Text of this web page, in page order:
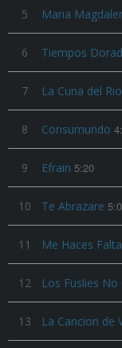
5 Maria
6 Tiempos
7 La Cuna del Rio
8 Consumundo
9 Efrain 5:20
10 Te Abrazare
11 Me Haces Falta
12 Los Fuslies No
13 La Cancion de